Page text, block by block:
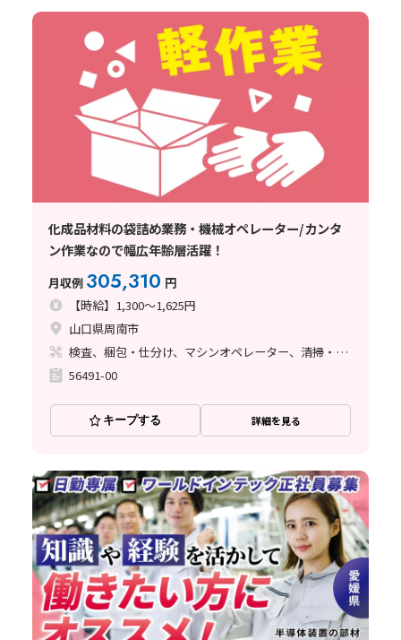
化成品材料の袋詰め業務・機械オペレーター/カンタ
ン作業なので幅広年齢層活躍！
月収例 305,310 円
【時給】1,300～1,625円
山口県周南市
検査、梱包・仕分け、マシンオペレーター、清掃・洗浄
56491-00
キープする 詳細を見る